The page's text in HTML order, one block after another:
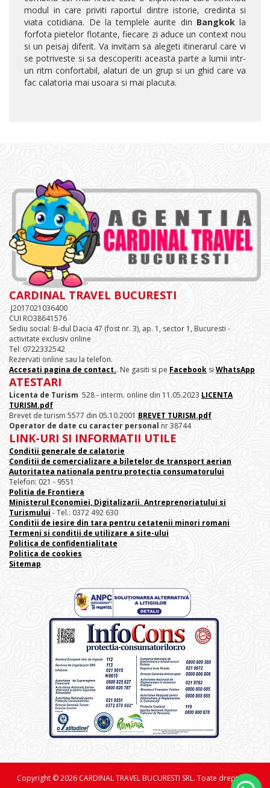
modul in care priviti raportul dintre istorie, credinta si
viata cotidiana. De la templele aurite din Bangkokla
forfota pietelor flotante, fiecare zi aduce un context nou
si un peisaj diferit. Va invitam sa alegeti itinerarul care vi
se potriveste si sa descoperiti aceasta parte a lumii intr-
un ritm confortabil, alaturi de un grup si un ghid care va
fac calatoria mai usoara si mai placuta.
CARDINAL TRAVEL BUCURESTI
J2017021036400
CUI RO38641576
Sediu social: B-dul Dacia 47 (fost nr. 3), ap. 1, sector 1, Bucuresti -
activitate exclusiv online
Tel: 0722332542
Rezervati online sau la telefon.
Accesati pagina de contact.. Ne gasiti si pe Facebook si WhatsApp
ATESTARI
Licenta de Turism 528 - interm. online din 11.05.2023 LICENTA
TURISM.pdf
Brevet de turism 5577 din 05.10.2001 BREVET TURISM.pdf
Operator de date cu caracter personal nr 38744
LINK-URI SI INFORMATII UTILE
Conditii generale de calatorie
Conditii de comercializare a biletelor de transport aerian
Autoritatea nationala pentru protectia consumatorului
Telefon: 021 - 9551
Politia de Frontiera
Ministerul Economiei, Digitalizarii. Antreprenoriatului si
Turismului - Tel.: 0372 492 630
Conditii de iesire din tara pentru cetatenii minori romani
Termeni si conditii de utilizare a site-ului
Politica de confidentialitate
Politica de cookies
Sitemap
Copyright © 2026 CARDINAL TRAVEL BUCURESTI SRL. Toate drepturile